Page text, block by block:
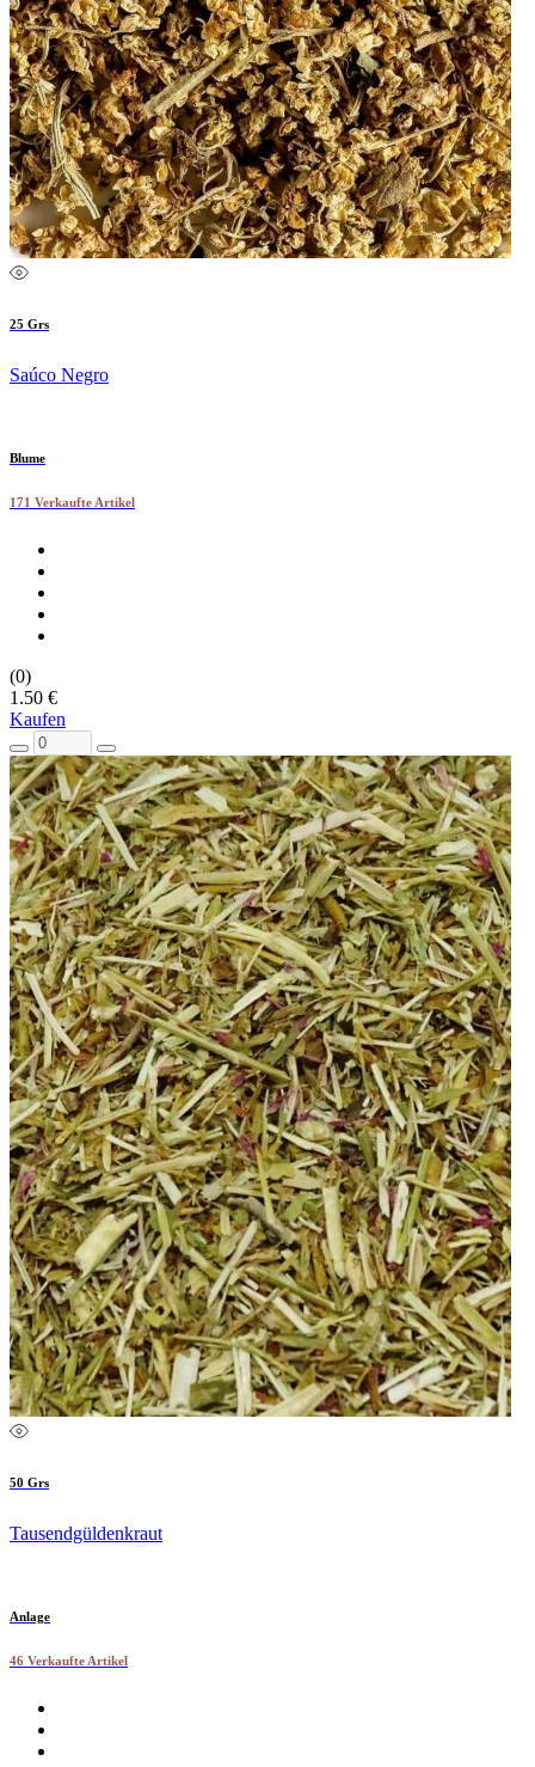
25 Grs
Saúco Negro
Blume
171 Verkaufte Artikel
(0)
1.50 €
Kaufen
50 Grs
Tausendgüldenkraut
Anlage
46 Verkaufte Artikel